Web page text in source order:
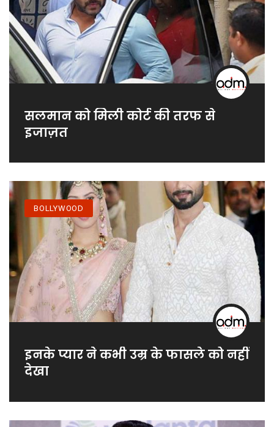
सलमान को मिली कोर्ट की तरफ से
इजाज़त
BOLLYWOOD
इनके प्यार ने कभी उम्र के फासले को नहीं
देखा